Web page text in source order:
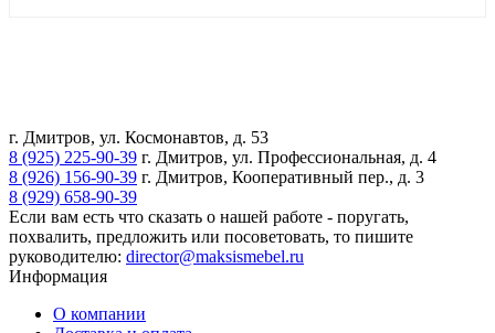
г. Дмитров, ул. Космонавтов, д. 53
8 (925) 225-90-39 г. Дмитров, ул. Профессиональная, д. 4
8 (926) 156-90-39 г. Дмитров, Кооперативный пер., д. 3
8 (929) 658-90-39
Если вам есть что сказать о нашей работе - поругать,
похвалить, предложить или посоветовать, то пишите
руководителю: director@maksismebel.ru
Информация
О компании